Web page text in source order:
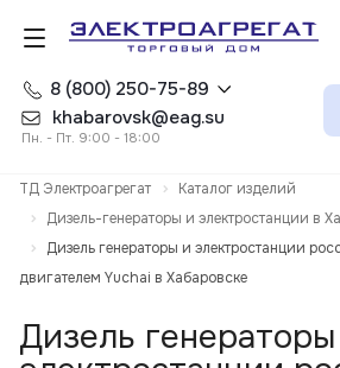
8 (800) 250-75-89
khabarovsk@eag.su
Пн. - Пт. 9:00 - 18:00
ТД Электроагрегат
Каталог изделий
Дизель-генераторы и электростанции в
Дизель генераторы и электростанции
двигателем Yuchai в Хабаровске
Дизель